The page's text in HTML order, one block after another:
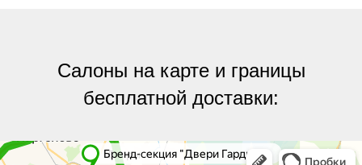
Салоны на карте и границы
бесплатной доставки:
Яндекс.Карты
Яндекс.Карты